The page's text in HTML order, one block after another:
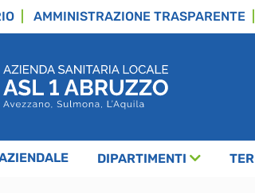
AMMINISTRAZIONE TRASPARENTE
DIPARTIMENTI